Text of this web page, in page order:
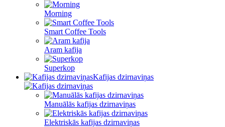
Morning
Smart Coffee Tools
Aram kafija
Superkop
Kafijas dzirnaviņas
Manuālās kafijas dzirnaviņas
Elektriskās kafijas dzirnaviņas